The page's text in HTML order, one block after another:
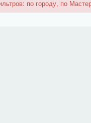
по городу, по